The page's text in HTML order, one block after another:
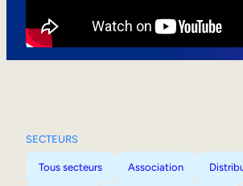
SECTEURS
Tous secteurs Association